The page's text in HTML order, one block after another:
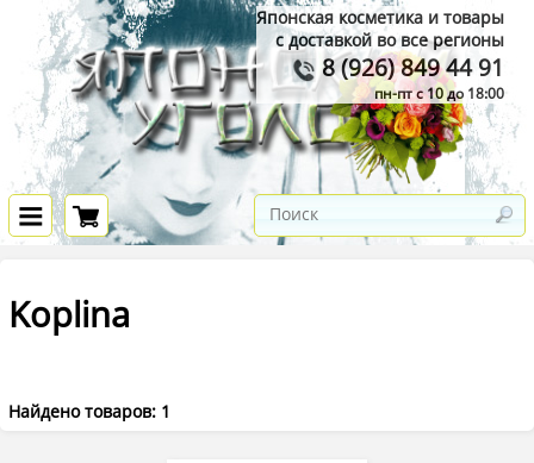
Японская косметика и товары
с доставкой во все регионы
8 (926) 849 44 91
пн-пт с 10 до 18:00
Koplina
Найдено товаров: 1